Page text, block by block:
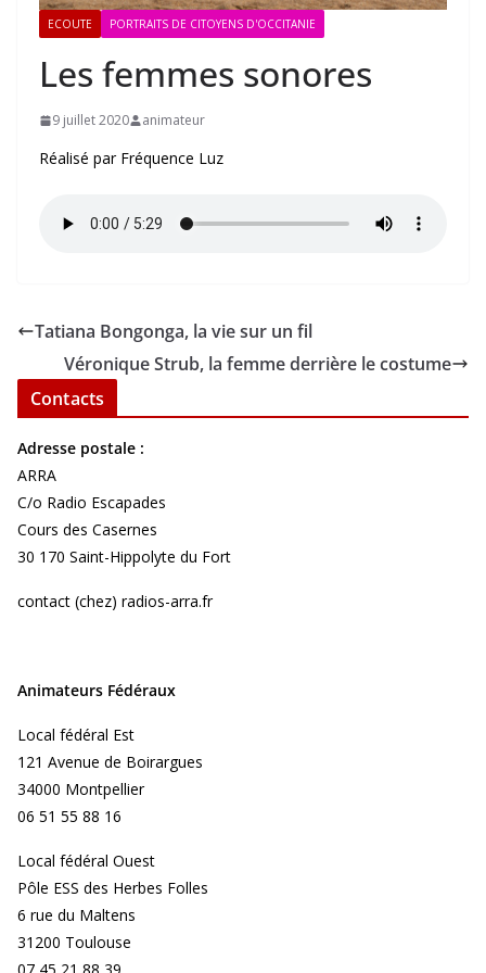
ECOUTE PORTRAITS DE CITOYENS D'OCCITANIE
Les femmes sonores
9 juillet 2020 animateur
Réalisé par Fréquence Luz
Tatiana Bongonga, la vie sur un fil
Véronique Strub, la femme derrière le costume
Contacts
Adresse postale :
ARRA
C/o Radio Escapades
Cours des Casernes
30 170 Saint-Hippolyte du Fort
contact (chez) radios-arra.fr
Animateurs Fédéraux
Local fédéral Est
121 Avenue de Boirargues
34000 Montpellier
06 51 55 88 16
Local fédéral Ouest
Pôle ESS des Herbes Folles
6 rue du Maltens
31200 Toulouse